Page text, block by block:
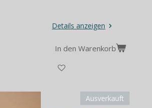
Details anzeigen
In den Warenkorb
Ausverkauft